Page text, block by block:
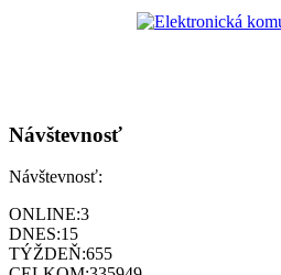
Návštevnosť
Návštevnosť:
ONLINE:3
DNES:15
TÝŽDEŇ:655